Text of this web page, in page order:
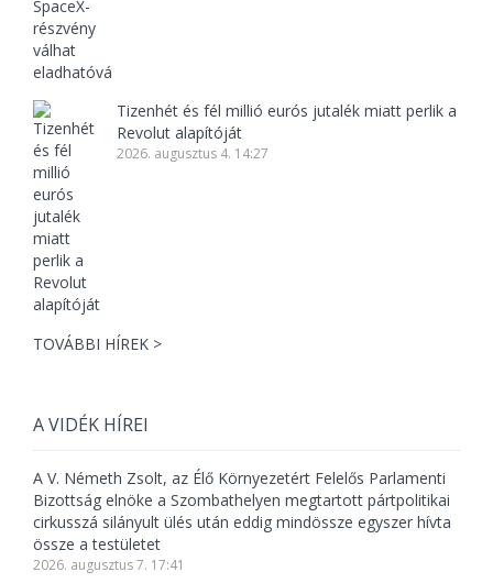
Tizenhét és fél millió eurós jutalék miatt perlik a
Revolut alapítóját
2026. augusztus 4. 14:27
TOVÁBBI HÍREK >
A VIDÉK HÍREI
A V. Németh Zsolt, az Élő Környezetért Felelős Parlamenti
Bizottság elnöke a Szombathelyen megtartott pártpolitikai
cirkusszá silányult ülés után eddig mindössze egyszer hívta
össze a testületet
2026. augusztus 7. 17:41